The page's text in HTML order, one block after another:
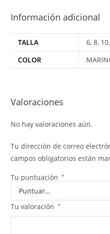
Información adicional
TALLA
6, 8,
COLOR
Valoraciones
No hay valoraciones aún.
Tu dirección de correo
campos obligatorios están
Tu puntuación *
Tu valoración *